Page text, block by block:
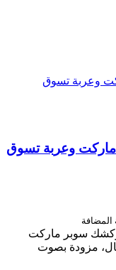
وعربة تسوق
المضافة
وكشك سوبر ماركت
مزودة بصوت